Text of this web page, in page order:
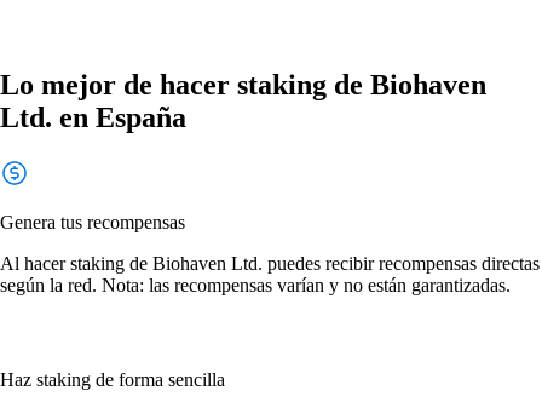
Lo mejor de hacer staking de Biohaven
Ltd. en España
Genera tus recompensas
Al hacer staking de Biohaven Ltd. puedes recibir recompensas directas
según la red. Nota: las recompensas varían y no están garantizadas.
Haz staking de forma sencilla